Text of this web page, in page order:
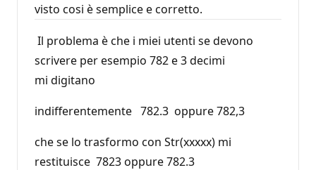
visto cosi è semplice e corretto.
Il problema è che i miei utenti se devono
scrivere per esempio 782 e 3 decimi
mi digitano
indifferentemente 782.3 oppure 782,3
che se lo trasformo con Str(xxxxx) mi
restituisce 7823 oppure 782.3